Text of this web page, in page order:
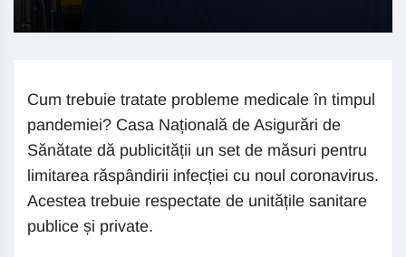
Cum trebuie tratate probleme medicale în timpul
pandemiei? Casa Națională de Asigurări de
Sănătate dă publicității un set de măsuri pentru
limitarea răspândirii infecției cu noul coronavirus.
Acestea trebuie respectate de unitățile sanitare
publice și private.